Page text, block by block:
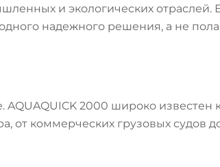
и экологических отраслей.
надежного решения, а не
2000 широко известен
от коммерческих грузовых судов